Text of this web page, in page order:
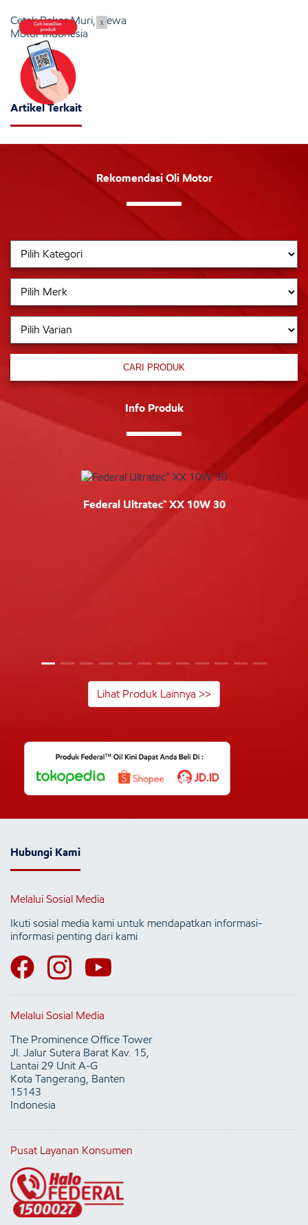
Cetak Rekor Muri, Dewa
Motor Indonesia
Artikel Terkait
Rekomendasi Oli Motor
CARI PRODUK
Info Produk
Federal Ultratec™ XX 10W 30
Lihat Produk Lainnya >>
Hubungi Kami
Melalui Sosial Media
Ikuti sosial media kami untuk mendapatkan informasi-
informasi penting dari kami
Melalui Sosial Media
The Prominence Office Tower
Jl. Jalur Sutera Barat Kav. 15,
Lantai 29 Unit A-G
Kota Tangerang, Banten
15143
Indonesia
Pusat Layanan Konsumen
x